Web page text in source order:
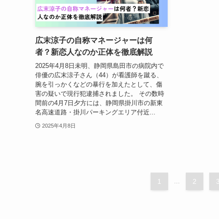
広末涼子の自称マネージャーは何
者？新恋人なのか正体を徹底解説
2025年4月8日未明、静岡県島田市の病院内で
俳優の広末涼子さん（44）が看護師を蹴る、
腕を引っかくなどの暴行を加えたとして、傷
害の疑いで現行犯逮捕されました。 その数時
間前の4月7日夕方には、静岡県掛川市の新東
名高速道路・掛川パーキングエリア付近...
2025年4月8日
1 ... 2 3